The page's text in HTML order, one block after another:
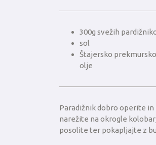
300g svežih
sol
Štajersko
olje
Paradižnik dobro operite
narežite na okrogle
posolite ter pokapljajte z